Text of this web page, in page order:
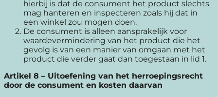
hierbij is dat de consument het product slechts
mag hanteren en inspecteren zoals hij dat in
een winkel zou mogen doen.
De consument is alleen aansprakelijk voor
waardevermindering van het product die het
gevolg is van een manier van omgaan met het
product die verder gaat dan toegestaan in lid 1.
Artikel 8 – Uitoefening van het herroepingsrecht
door de consument en kosten daarvan